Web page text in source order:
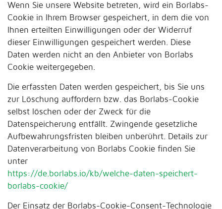
Wenn Sie unsere Website betreten, wird ein Borlabs-
Cookie in Ihrem Browser gespeichert, in dem die von
Ihnen erteilten Einwilligungen oder der Widerruf
dieser Einwilligungen gespeichert werden. Diese
Daten werden nicht an den Anbieter von Borlabs
Cookie weitergegeben.
Die erfassten Daten werden gespeichert, bis Sie uns
zur Löschung auffordern bzw. das Borlabs-Cookie
selbst löschen oder der Zweck für die
Datenspeicherung entfällt. Zwingende gesetzliche
Aufbewahrungsfristen bleiben unberührt. Details zur
Datenverarbeitung von Borlabs Cookie finden Sie
unter
https://de.borlabs.io/kb/welche-daten-speichert-
borlabs-cookie/
Der Einsatz der Borlabs-Cookie-Consent-Technologie